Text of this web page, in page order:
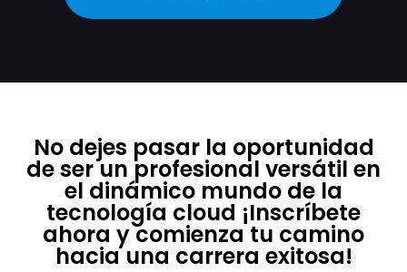
No dejes pasar la oportunidad
de ser un profesional versátil en
el dinámico mundo de la
tecnología cloud ¡Inscríbete
ahora y comienza tu camino
hacia una carrera exitosa!